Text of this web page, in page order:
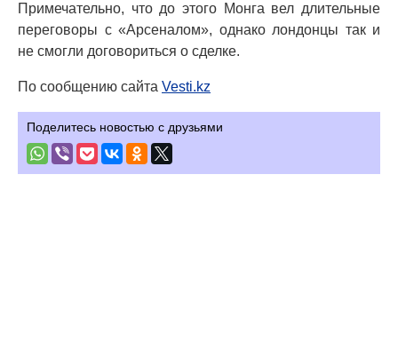
Примечательно, что до этого Монга вел длительные
переговоры с «Арсеналом», однако лондонцы так и
не смогли договориться о сделке.
По сообщению сайта Vesti.kz
Поделитесь новостью с друзьями